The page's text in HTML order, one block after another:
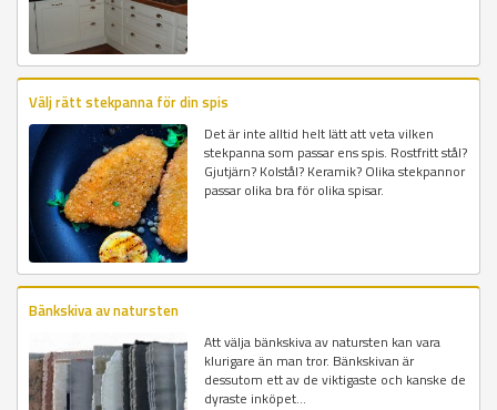
Välj rätt stekpanna för din spis
Det är inte alltid helt lätt att veta vilken
stekpanna som passar ens spis. Rostfritt stål?
Gjutjärn? Kolstål? Keramik? Olika stekpannor
passar olika bra för olika spisar.
Bänkskiva av natursten
Att välja bänkskiva av natursten kan vara
klurigare än man tror. Bänkskivan är
dessutom ett av de viktigaste och kanske de
dyraste inköpet...